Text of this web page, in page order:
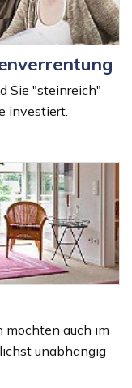
Sie "steinreich"
investiert.
möchten auch im
unabhängig